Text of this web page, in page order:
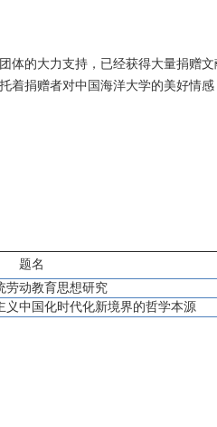
的大力支持，已经获得大量捐赠
捐赠者对中国海洋大学的美好情
题名
劳动教育思想研究
义中国化时代化新境界的哲学本源